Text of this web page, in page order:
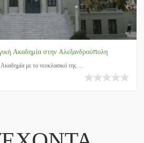
Ακαδημία στην Αλεξανδρούπολη
με το νεοκλασικό της ...